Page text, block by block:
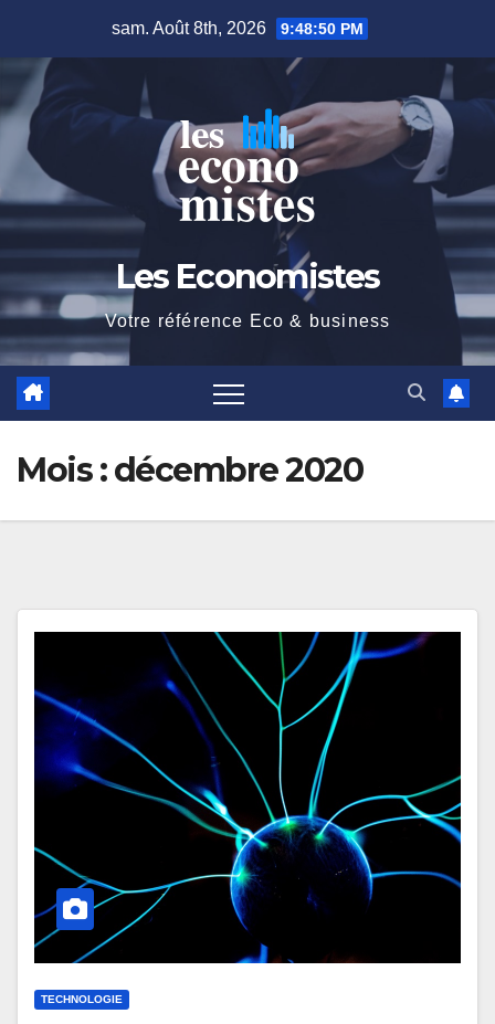
content
sam. Août 8th, 2026 9:48:50 PM
Les Economistes
Votre référence Eco & business
Mois :décembre 2020
TECHNOLOGIE